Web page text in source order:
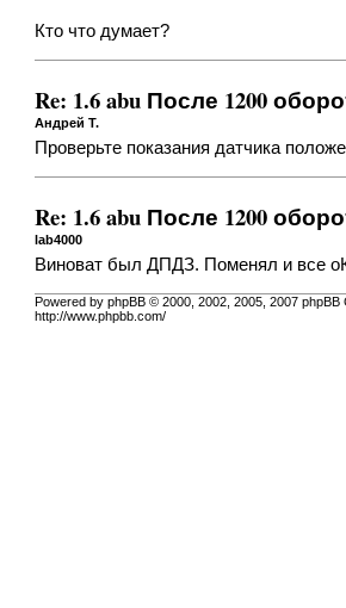
Кто что думает?
Re: 1.6 abu После 1200
Андрей Т.
Проверьте показания датчика
Re: 1.6 abu После 1200
lab4000
Виноват был ДПДЗ. Поменял и все
Powered by phpBB © 2000, 2002, 2005, 2007 phpBB
http://www.phpbb.com/